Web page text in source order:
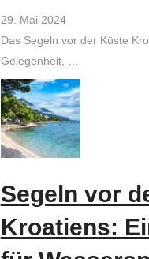
29. Mai 2024
Das Segeln vor der Küste
Gelegenheit, …
Segeln vor
Kroatiens: